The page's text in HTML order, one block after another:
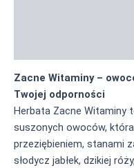
Zacne Witaminy –
Twojej odporności
Herbata Zacne Witaminy
suszonych owoców,
przeziębieniem, stanami
słodycz jabłek, dzikiej